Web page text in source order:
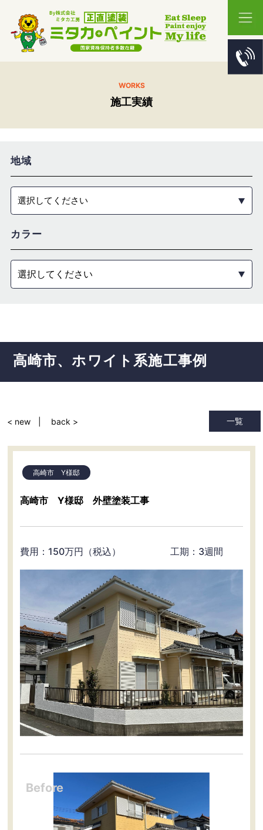
WORKS
施工実績
地域
選択してください
カラー
選択してください
高崎市 ホワイト系施工事例
一覧
< new back >
高崎市 Y様邸
高崎市 Y様邸 外壁塗装工事
費用：150万円（税込） 工期：3週間